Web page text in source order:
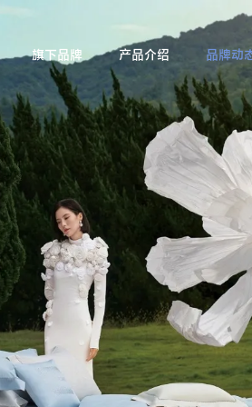
旗下品牌 产品介绍 品牌动